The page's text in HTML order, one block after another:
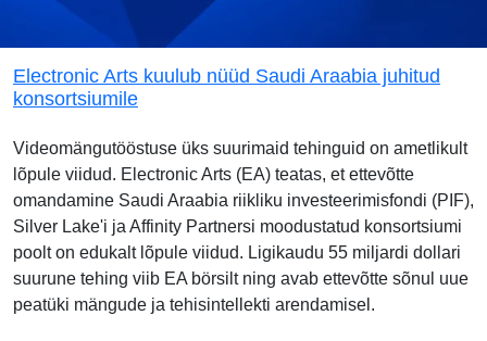
Electronic Arts kuulub nüüd Saudi Araabia juhitud
konsortsiumile
Videomängutööstuse üks suurimaid tehinguid on ametlikult
lõpule viidud. Electronic Arts (EA) teatas, et ettevõtte
omandamine Saudi Araabia riikliku investeerimisfondi (PIF),
Silver Lake'i ja Affinity Partnersi moodustatud konsortsiumi
poolt on edukalt lõpule viidud. Ligikaudu 55 miljardi dollari
suurune tehing viib EA börsilt ning avab ettevõtte sõnul uue
peatüki mängude ja tehisintellekti arendamisel.